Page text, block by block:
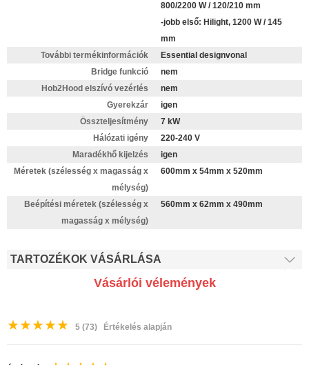
800/2200 W / 120/210 mm
-jobb első: Hilight, 1200 W / 145
mm
További termékinformációk
Essential designvonal
Bridge funkció
nem
Hob2Hood elszívó vezérlés
nem
Gyerekzár
igen
Összteljesítmény
7 kW
Hálózati igény
220-240 V
Maradékhő kijelzés
igen
Méretek (szélesség x magasság x
mélység)
600mm x 54mm x 520mm
Beépítési méretek (szélesség x
magasság x mélység)
560mm x 62mm x 490mm
TARTOZÉKOK VÁSÁRLÁSA
Vásárlói vélemények
★★★★★ 5 (73) Értékelés alapján